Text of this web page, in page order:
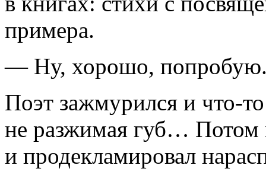
примера.
— Ну, хорошо,
Поэт зажмурился и что-
не разжимая губ… Потом
и продекламировал